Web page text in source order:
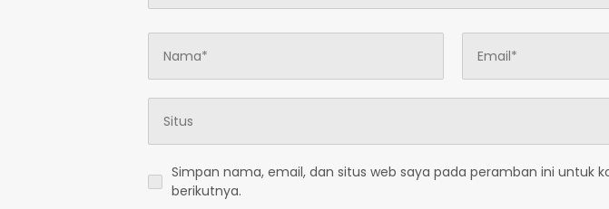
Simpan nama, email, dan situs web saya pada peramban ini untuk
berikutnya.